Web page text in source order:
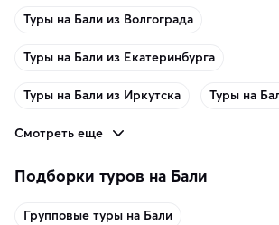
Туры на Бали из Волгограда
Туры на Бали из Екатеринбурга
Туры на Бали из Иркутска Туры на
Смотреть еще
Подборки туров на Бали
Групповые туры на Бали